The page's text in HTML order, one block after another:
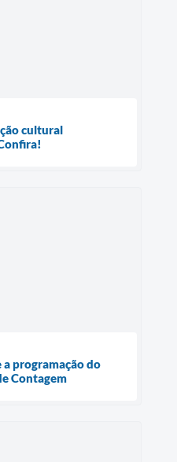
cultural
programação do
Contagem